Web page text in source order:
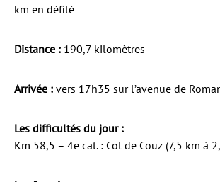
km en défilé
Distance : 190,7 kilomètres
Arrivée : vers 17h35 sur l’avenue de
Les difficultés du jour :
Km 58,5 – 4e cat. : Col de Couz (7,5 km à